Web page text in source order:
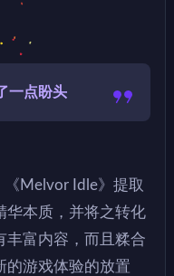
一点盼头
《Melvor Idle》提取
华本质，并将之转化
丰富内容，而且糅合
的游戏体验的放置